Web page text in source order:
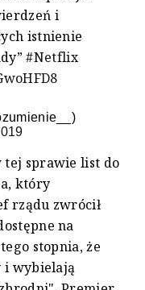
i
istnienie
#Netflix
tej sprawie list do
który
rządu zwrócił
na
stopnia, że
i wybielają